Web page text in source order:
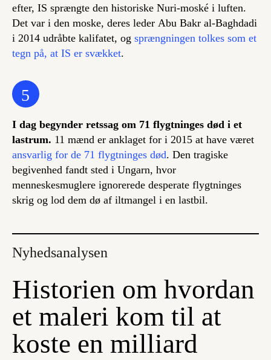
efter, IS sprængte den historiske Nuri-moské i luften.
Det var i den moske, deres leder Abu Bakr al-Baghdadi
i 2014 udråbte kalifatet, og sprængningen tolkes som et
tegn på, at IS er svækket.
5
I dag begynder retssag om 71 flygtninges død i et
lastrum. 11 mænd er anklaget for i 2015 at have været
ansvarlig for de 71 flygtninges død. Den tragiske
begivenhed fandt sted i Ungarn, hvor
menneskesmuglere ignorerede desperate flygtninges
skrig og lod dem dø af iltmangel i en lastbil.
Nyhedsanalysen
Historien om hvordan
et maleri kom til at
koste en milliard